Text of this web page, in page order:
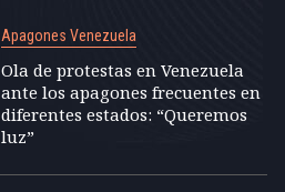
Apagones Venezuela
Ola de protestas en Venezuela
ante los apagones frecuentes en
diferentes estados: “Queremos
luz”